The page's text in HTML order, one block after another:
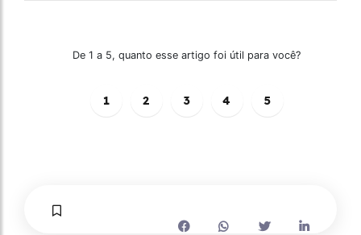
De 1 a 5, quanto esse artigo foi útil para você?
1 2 3 4 5